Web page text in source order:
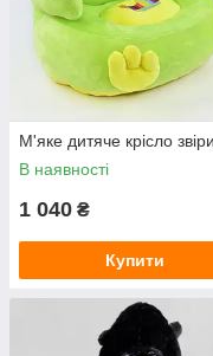
М'яке дитяче крісло
В наявності
1 040 ₴
Купити